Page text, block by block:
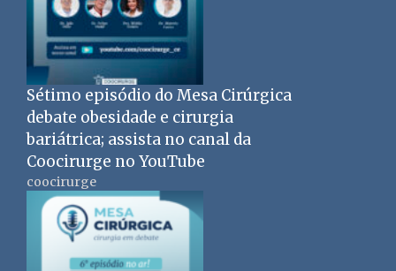
Sétimo episódio do Mesa Cirúrgica
debate obesidade e cirurgia
bariátrica; assista no canal da
Coocirurge no YouTube
coocirurge